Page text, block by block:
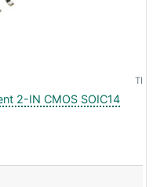
TI
2-IN CMOS SOIC14